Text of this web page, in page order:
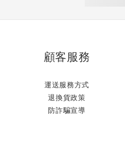
顧客服務
運送服務方式
退換貨政策
防詐騙宣導